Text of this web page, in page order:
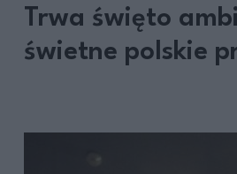
Trwa święto
świetne polskie